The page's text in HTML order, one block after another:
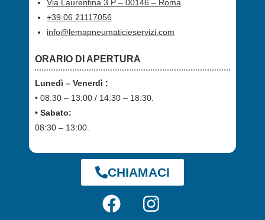
Via Laurentina 3 P – 00146 – Roma
+39 06 21117056
info@lemapneumaticieservizi.com
ORARIO DI APERTURA
Lunedì – Venerdì :
• 08:30 – 13:00 / 14:30 – 18:30.
• Sabato:
08:30 – 13:00.
CHIAMACI